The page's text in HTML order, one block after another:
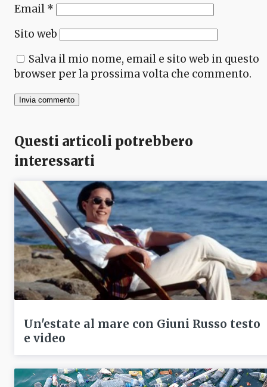
Email *
Sito web
Salva il mio nome, email e sito web in questo
browser per la prossima volta che commento.
Questi articoli potrebbero
interessarti
Un'estate al mare con Giuni Russo testo
e video